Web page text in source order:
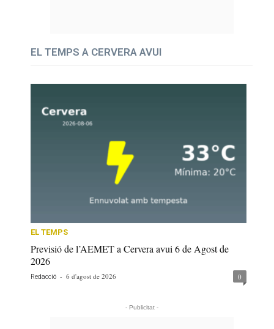
EL TEMPS A CERVERA AVUI
EL TEMPS
Previsió de l’AEMET a Cervera avui 6 de Agost de
2026
Redacció - 6 d'agost de 2026 0
- Publicitat -